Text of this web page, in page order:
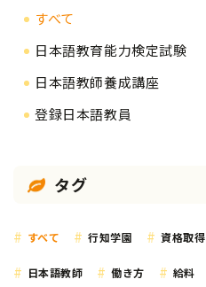
すべて
日本語教育能力検定試験
日本語教師養成講座
登録日本語教員
タグ
すべて 行知学園 資格取得
日本語教師 働き方 給料